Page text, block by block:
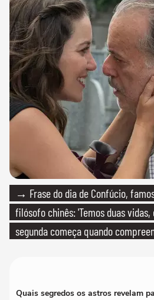
→ Frase do dia de Confúcio,
filósofo chinês: 'Temos duas vidas,
segunda começa quando
Quais segredos os astros revelam